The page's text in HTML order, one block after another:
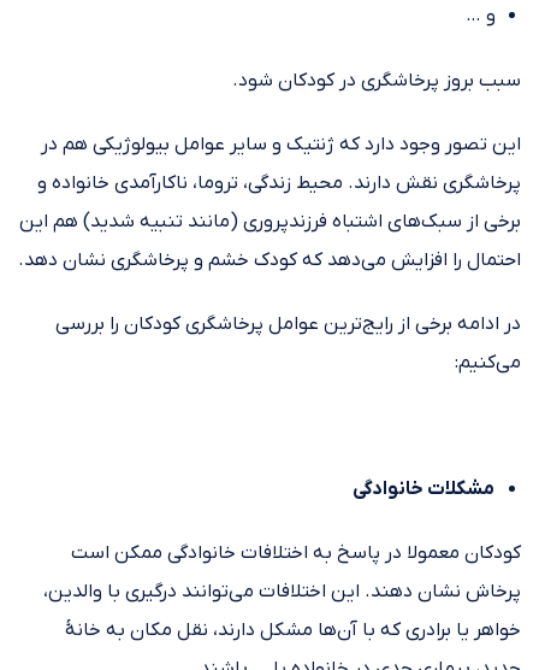
و …
سبب بروز پرخاشگری در کودکان شود.
این تصور وجود دارد که ژنتیک و سایر عوامل بیولوژیکی هم در
پرخاشگری نقش دارند. محیط زندگی، تروما، ناکارآمدی خانواده و
برخی از سبک‌های اشتباه فرزندپروری (مانند تنبیه شدید) هم این
احتمال را افزایش می‌دهد که کودک خشم و پرخاشگری نشان دهد.
در ادامه برخی از رایج‌ترین عوامل پرخاشگری کودکان را بررسی
می‌کنیم:
مشکلات خانوادگی
کودکان معمولا در پاسخ به اختلافات خانوادگی ممکن است
پرخاش نشان دهند. این اختلافات می‌توانند درگیری با والدین،
خواهر یا برادری که با آن‌ها مشکل دارند، نقل مکان به خانهٔ